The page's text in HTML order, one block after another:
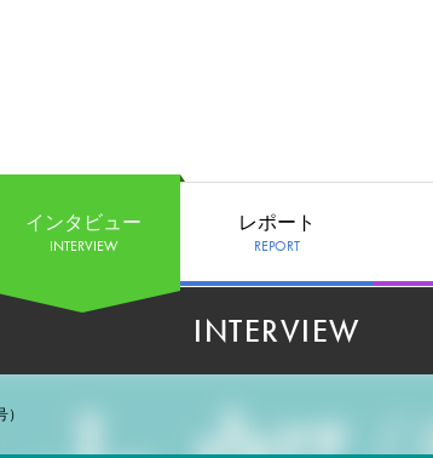
インタビュー
INTERVIEW
レポート
REPORT
INTERVIEW